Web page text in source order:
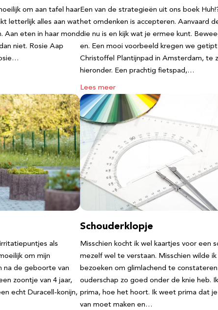
om aan tafel haar
letterlijk alles aan wat
Aan eten in haar mond
niet. Rosie Aap
Een van de strategieën uit ons boek
het omdenken is accepteren. Aanvaard
die nu is en kijk wat je ermee kunt.
en. Een mooi voorbeeld kregen we
Christoffel Plantijnpad in Amsterdam, te
hieronder. Een prachtig fietspad,…
Lees meer
als
om mijn
na de geboorte van
zoontje van 4 jaar,
echt Duracell-konijn,
Schouderklopje
Misschien kocht ik wel kaartjes voor een
mezelf wel te verstaan. Misschien wilde ik
bezoeken om glimlachend te
ouderschap zo goed onder de knie heb.
prima, hoe het hoort. Ik weet prima dat
van moet maken en…